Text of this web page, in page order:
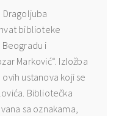
biblioteke
i
Marković“. Izložba
ustanova koji se
Bibliotečka
sa oznakama,